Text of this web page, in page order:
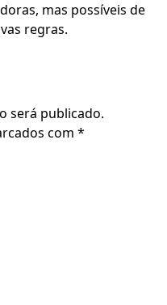
mas possíveis de
regras.
será publicado.
com *